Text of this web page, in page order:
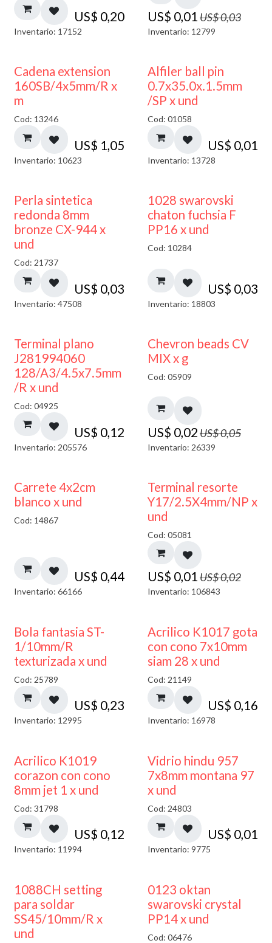
US$ 0,20
Inventario: 17152
US$ 0,01US$0,03
Inventario: 12799
Cadena extension
160SB/4x5mm/R x
m
Cod: 13246
US$ 1,05
Inventario: 10623
Alfiler ball pin
0.7x35.0x.1.5mm
/SP x und
Cod: 01058
US$ 0,01
Inventario: 13728
Perla sintetica
redonda 8mm
bronze CX-944 x
und
Cod: 21737
US$ 0,03
Inventario: 47508
1028 swarovski
chaton fuchsia F
PP16 x und
Cod: 10284
US$ 0,03
Inventario: 18803
Terminal plano
J281994060
128/A3/4.5x7.5mm
/R x und
Cod: 04925
US$ 0,12
Inventario: 205576
50% DESCUENTO
Chevron beads CV
MIX x g
Cod: 05909
US$ 0,02US$0,05
Inventario: 26339
Carrete 4x2cm
blanco x und
Cod: 14867
US$ 0,44
Inventario: 66166
50% DESCUENTO
Terminal resorte
Y17/2.5X4mm/NP x
und
Cod: 05081
US$ 0,01US$0,02
Inventario: 106843
Bola fantasia ST-
1/10mm/R
texturizada x und
Cod: 25789
US$ 0,23
Inventario: 12995
Acrilico K1017 gota
con cono 7x10mm
siam 28 x und
Cod: 21149
US$ 0,16
Inventario: 16978
Acrilico K1019
corazon con cono
8mm jet 1 x und
Cod: 31798
US$ 0,12
Inventario: 11994
40% DESCUENTO
Vidrio hindu 957
7x8mm montana 97
x und
Cod: 24803
US$ 0,01
Inventario: 9775
1088CH setting
para soldar
SS45/10mm/R x
und
0123 oktan
swarovski crystal
PP14 x und
Cod: 06476